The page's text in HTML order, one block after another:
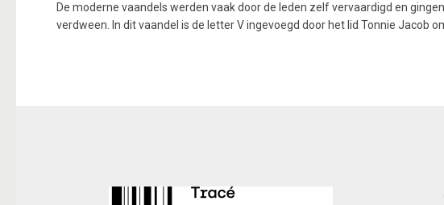
De moderne vaandels werden vaak door de leden zelf vervaardigd en
verdween. In dit vaandel is de letter V ingevoegd door het lid Tonnie Jacob